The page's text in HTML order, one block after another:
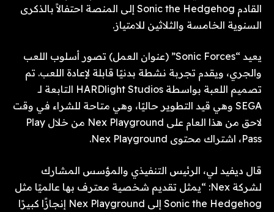
القادم Sonic the Hedgehog إلى المنصة احتفالاً بالذكرى
السنوية الخامسة والثلاثين للامتياز.
يعيد “Sonic Forces” (عنوان العمل) تصور أسلوب اللعب
والجري، ويقدم تجربة نشطة بدنيًا قابلة لإعادة اللعب. تم
تصميم اللعبة بواسطة HARDlight Studios التابعة لـ
SEGA وهي قيد التطوير حاليًا، وهي متاحة للشراء في وقت
لاحق من هذا العام على Nex Playground من خلال Play
Pass، اشتراك محتوى Nex Playground.
قال ديفيد لي، الرئيس التنفيذي والمؤسس المشارك
لشركة Nex: “يمثل تقديم شخصية معترف بها عالميًا مثل
Sonic the Hedgehog إلى Nex Playground إنجازًا كبيرًا